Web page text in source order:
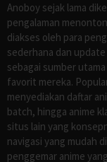
Anoboy sejak lama
pengalaman
diakses oleh para
sederhana dan
sebagai sumber
favorit mereka.
menyediakan daftar
batch, hingga anime
situs lain yang
navigasi yang mudah
penggemar anime